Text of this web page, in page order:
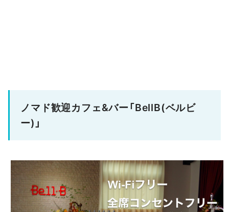
ノマド歓迎カフェ&バー「BellB(ベルビ
ー)」